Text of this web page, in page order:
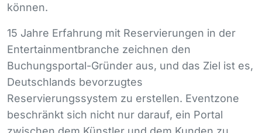
können.
15 Jahre Erfahrung mit Reservierungen in der
Entertainmentbranche zeichnen den
Buchungsportal-Gründer aus, und das Ziel ist es,
Deutschlands bevorzugtes
Reservierungssystem zu erstellen. Eventzone
beschränkt sich nicht nur darauf, ein Portal